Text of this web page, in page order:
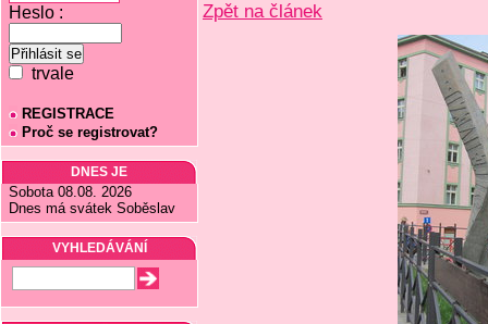
Heslo :
trvale
REGISTRACE
Proč se registrovat?
DNES JE
Sobota 08.08. 2026
Dnes má svátek Soběslav
VYHLEDÁVÁNÍ
Zpět na článek